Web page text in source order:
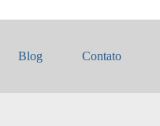
Blog Contato
Comando